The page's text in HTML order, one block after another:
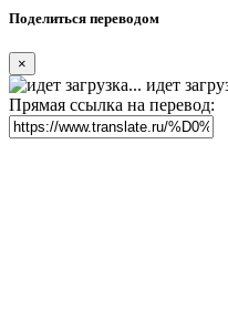
Поделиться переводом
×
идет
Прямая ссылка на перевод: